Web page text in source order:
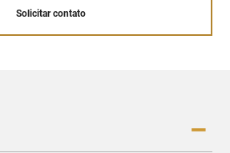
Solicitar contato